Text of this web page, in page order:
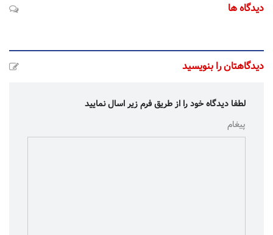
دیدگاه ها
دیدگاهتان را بنویسید
لطفا دیدگاه خود را از طریق فرم زیر اسال نمایید
پیغام